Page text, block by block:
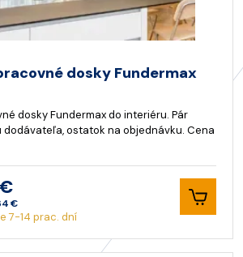
dosky Fundermax
dosky Fundermax do interiéru. Pár
dodávateľa, ostatok na objednávku. Cena
€
7-14 prac. dní